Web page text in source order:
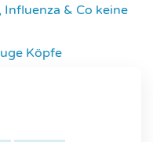
& Co keine
Köpfe